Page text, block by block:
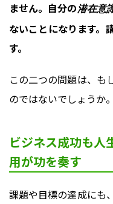
ません。自分の潜在意
ないことになります。
す。
この二つの問題は、も
のではないでしょうか。
ビジネス成功も人
用が功を奏す
課題や目標の達成にも